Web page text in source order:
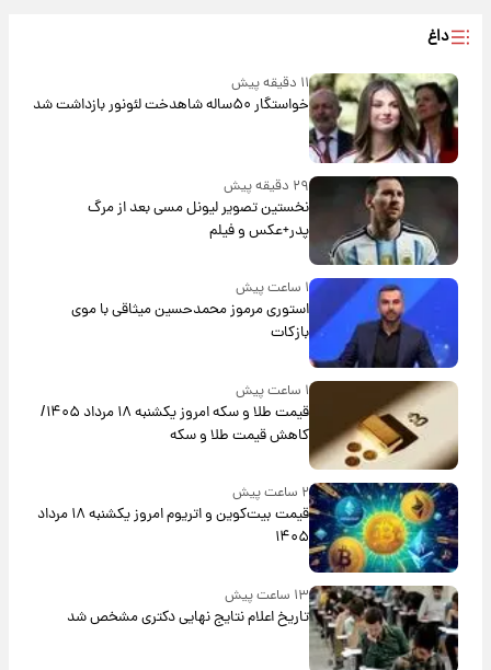
داغ
۱۱ دقیقه پیش
خواستگار ۵۰ساله شاهدخت لئونور بازداشت شد
۲۹ دقیقه پیش
نخستین تصویر لیونل مسی بعد از مرگ
پدر+عکس و فیلم
۱ ساعت پیش
استوری مرموز محمدحسین میثاقی با موی
بازکات
۱ ساعت پیش
قیمت طلا و سکه امروز یکشنبه ۱۸ مرداد ۱۴۰۵/
کاهش قیمت طلا و سکه
۲ ساعت پیش
قیمت بیت‌کوین و اتریوم امروز یکشنبه ۱۸ مرداد
۱۴۰۵
۱۳ ساعت پیش
تاریخ اعلام نتایج نهایی دکتری مشخص شد